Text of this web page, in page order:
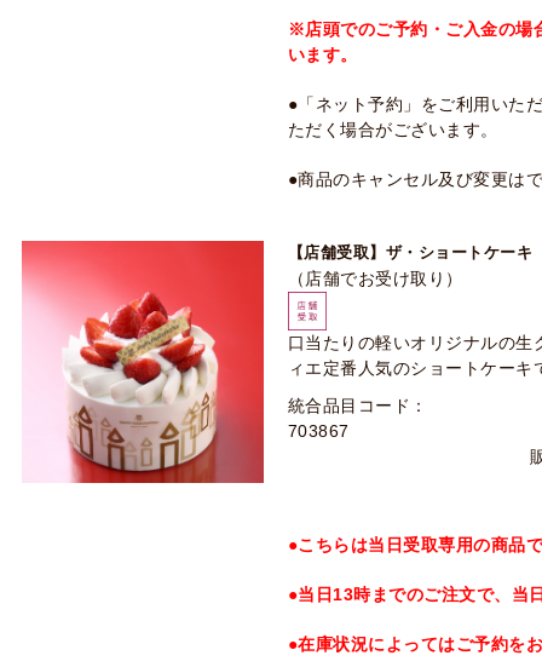
※店頭でのご予約・ご入金の場
います。
●「ネット予約」をご利用いた
ただく場合がございます。
●商品のキャンセル及び変更は
【店舗受取】ザ・ショートケー
（店舗でお受け取り）
口当たりの軽いオリジナルの
ィエ定番人気のショートケーキ
統合品目コード：
703867
●こちらは当日受取専用の商品
●当日13時までのご注文で、当
●在庫状況によってはご予約を